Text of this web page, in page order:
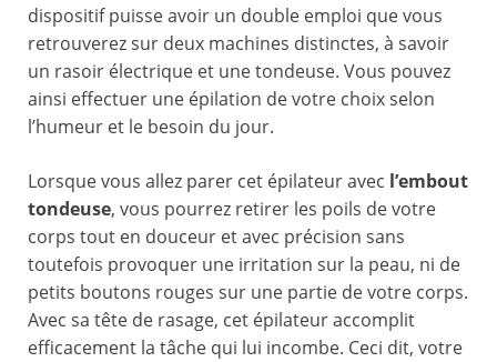
dispositif puisse avoir un double emploi que vous
retrouverez sur deux machines distinctes, à savoir
un rasoir électrique et une tondeuse. Vous pouvez
ainsi effectuer une épilation de votre choix selon
l’humeur et le besoin du jour.
Lorsque vous allez parer cet épilateur avec l’embout
tondeuse, vous pourrez retirer les poils de votre
corps tout en douceur et avec précision sans
toutefois provoquer une irritation sur la peau, ni de
petits boutons rouges sur une partie de votre corps.
Avec sa tête de rasage, cet épilateur accomplit
efficacement la tâche qui lui incombe. Ceci dit, votre